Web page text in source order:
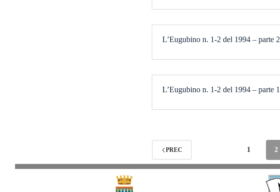
L’Eugubino n. 1-2 del 1994 – parte 2
L’Eugubino n. 1-2 del 1994 – parte 1
PREC 1 2